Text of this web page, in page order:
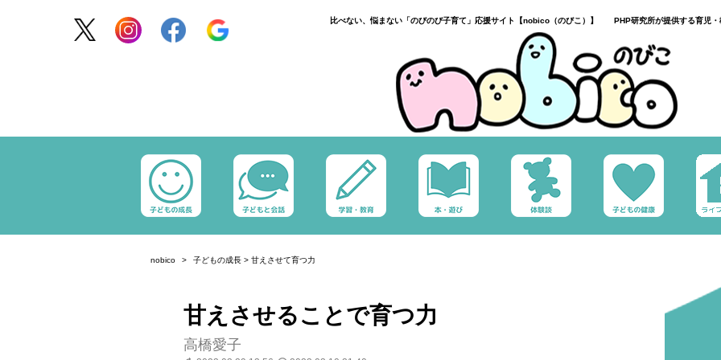
比べない、悩まない「のびのび子育て」応援サイト【nobico（のびこ）】 PHP研究所が提供する育児・
nobico 子どもの成長 > 甘えさせて育つ力
甘えさせることで育つ力
高橋愛子